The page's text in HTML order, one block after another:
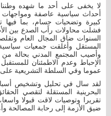
لا يخفى على أحد ما شهده
أحداث سياسية عاصفة ومواجهات
كبيرة وتضحيات جسام، بما فيها
فشلت محاولات رأب الصدع بين
السنوات ضاق المجال العام
المستقل وأغلقت جمعيات
وأصيب المجتمع المدني بحالة
الإحباط وعدم الاطمئنان
عموما وفي السلطة التشريعية
لقد سال في تحليل وتشخيص
البحرينية المستقلة لتقصي
تقريرا وتوصيات لاقت قبولا
ضيق الأزمة إلى رحابة المصالحة